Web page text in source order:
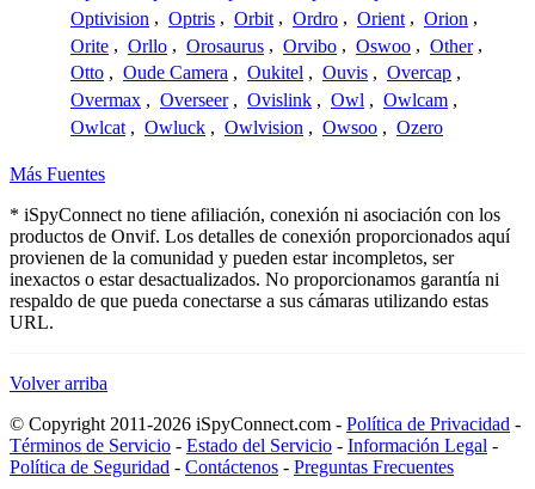
Optivision , Optris , Orbit , Ordro , Orient , Orion ,
Orite , Orllo , Orosaurus , Orvibo , Oswoo , Other ,
Otto , Oude Camera , Oukitel , Ouvis , Overcap ,
Overmax , Overseer , Ovislink , Owl , Owlcam ,
Owlcat , Owluck , Owlvision , Owsoo , Ozero
Más Fuentes
* iSpyConnect no tiene afiliación, conexión ni asociación con los
productos de Onvif. Los detalles de conexión proporcionados aquí
provienen de la comunidad y pueden estar incompletos, ser
inexactos o estar desactualizados. No proporcionamos garantía ni
respaldo de que pueda conectarse a sus cámaras utilizando estas
URL.
Volver arriba
© Copyright 2011-2026 iSpyConnect.com - Política de Privacidad -
Términos de Servicio - Estado del Servicio - Información Legal -
Política de Seguridad - Contáctenos - Preguntas Frecuentes